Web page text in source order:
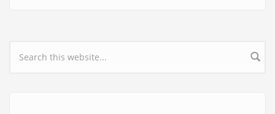
Search form